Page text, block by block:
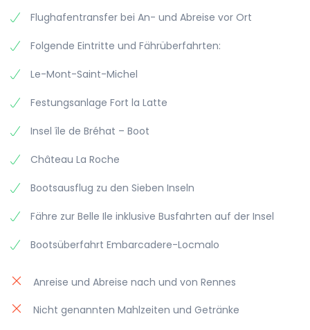
Flughafentransfer bei An- und Abreise vor Ort
Folgende Eintritte und Fährüberfahrten:
Le-Mont-Saint-Michel
Festungsanlage Fort la Latte
Insel île de Bréhat – Boot
Château La Roche
Bootsausflug zu den Sieben Inseln
Fähre zur Belle Ile inklusive Busfahrten auf der Insel
Bootsüberfahrt Embarcadere-Locmalo
Anreise und Abreise nach und von Rennes
Nicht genannten Mahlzeiten und Getränke